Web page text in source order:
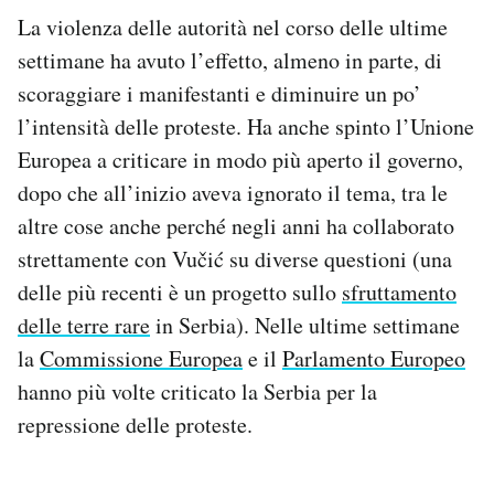
La violenza delle autorità nel corso delle ultime
settimane ha avuto l’effetto, almeno in parte, di
scoraggiare i manifestanti e diminuire un po’
l’intensità delle proteste. Ha anche spinto l’Unione
Europea a criticare in modo più aperto il governo,
dopo che all’inizio aveva ignorato il tema, tra le
altre cose anche perché negli anni ha collaborato
strettamente con Vučić su diverse questioni (una
delle più recenti è un progetto sullo sfruttamento
delle terre rarein Serbia). Nelle ultime settimane
laCommissione Europeae il Parlamento Europeo
hanno più volte criticato la Serbia per la
repressione delle proteste.